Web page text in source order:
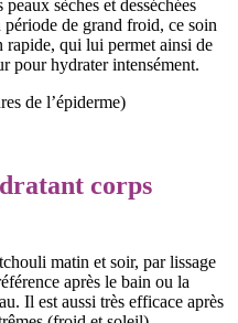
sèches et desséchées
de grand froid, ce soin
rapide, qui lui permet ainsi de
pour hydrater intensément.
de l’épiderme)
corps
matin et soir, par lissage
après le bain ou la
Il est aussi très efficace après